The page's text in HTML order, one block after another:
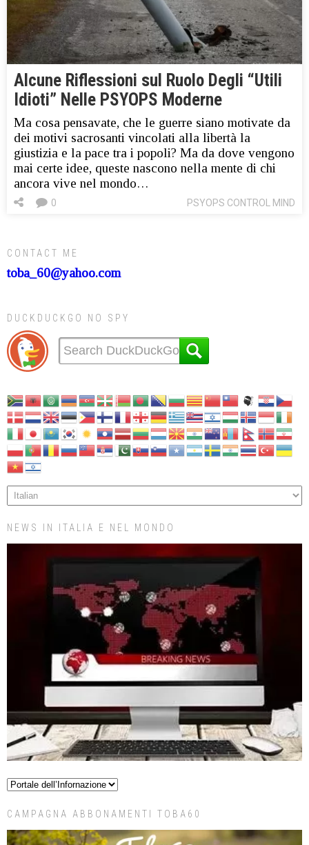
Alcune Riflessioni sul Ruolo Degli “Utili
Idioti” Nelle PSYOPS Moderne
Ma cosa pensavate, che le guerre siano motivate da
dei motivi sacrosanti vincolati alla libertà la
giustizia e la pace tra i popoli? Ma da dove vengono
mai certe idee, queste nascono nella mente di chi
ancora vive nel mondo…
PSYOPS CONTROL MIND
0
CONTACT ME
toba_60@yahoo.com
DUCKDUCKGO NO SPY
NEWS IN ITALIA E NEL MONDO
CAMPAGNA ABBONAMENTI TOBA60